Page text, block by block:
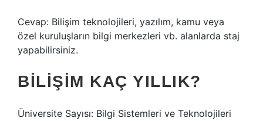
Cevap: Bilişim teknolojileri, yazılım, kamu veya
özel kuruluşların bilgi merkezleri vb. alanlarda staj
yapabilirsiniz.
BILIŞIM KAÇ YILLIK?
Üniversite Sayısı: Bilgi Sistemleri ve Teknolojileri